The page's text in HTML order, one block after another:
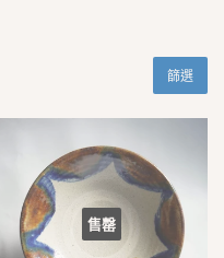
篩選
售罄